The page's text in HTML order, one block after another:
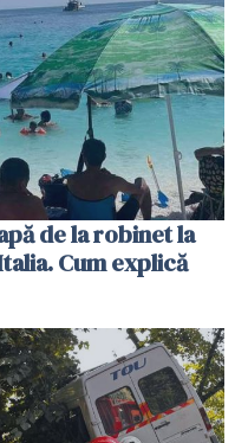
de la robinet la
Cum explică